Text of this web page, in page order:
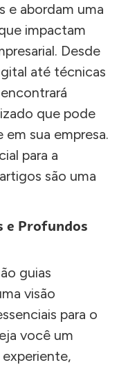
e abordam uma
impactam
Desde
até técnicas
que pode
sua empresa.
para a
são uma
e Profundos
guias
visão
para o
você um